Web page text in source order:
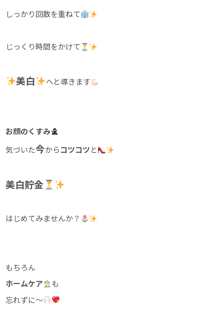
しっかり回数を重ねて
じっくり時間をかけて
美白 へと導きます
お顔のくすみ
気づいた今からコツコツと
美白貯金
はじめてみませんか？
もちろん
ホームケア
も
忘れずに～